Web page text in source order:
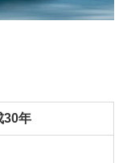
30年